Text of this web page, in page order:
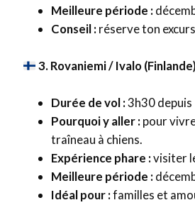
Meilleure période :
Conseil :réserve ton
3. Rovaniemi / Ivalo
Durée de vol :3h30 depuis
Pourquoi y aller :pour
traîneau à chiens.
Expérience phare :visiter
Meilleure période :
Idéal pour :familles et